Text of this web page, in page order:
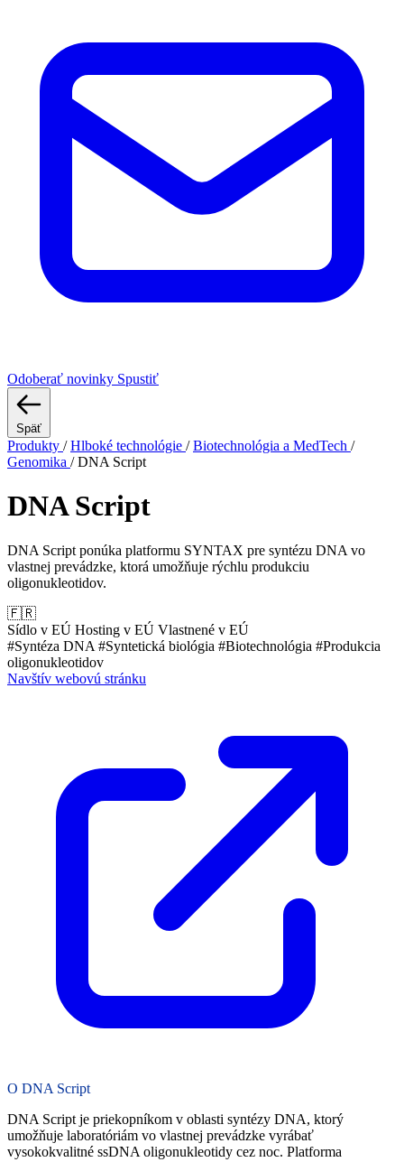
Odoberať novinky Spustiť
Späť
Produkty / Hlboké technológie / Biotechnológia a MedTech /
Genomika / DNA Script
DNA Script
DNA Script ponúka platformu SYNTAX pre syntézu DNA vo
vlastnej prevádzke, ktorá umožňuje rýchlu produkciu
oligonukleotidov.
🇫🇷
Sídlo v EÚ Hosting v EÚ Vlastnené v EÚ
#Syntéza DNA #Syntetická biológia #Biotechnológia #Produkcia
oligonukleotidov
Navštív webovú stránku
O DNA Script
DNA Script je priekopníkom v oblasti syntézy DNA, ktorý
umožňuje laboratóriám vo vlastnej prevádzke vyrábať
vysokokvalitné ssDNA oligonukleotidy cez noc. Platforma